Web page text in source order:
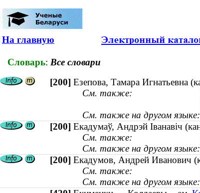
На главную
Словарь: Все словари
[200] Езепова, Тамара Игнатьевна
См. также:
См. также на другом языке:
[200] Екадумаў, Андрэй Іванавіч
См. также:
См. также на другом языке:
[200] Екадумов, Андрей Иванович
См. также:
См. также на другом языке: